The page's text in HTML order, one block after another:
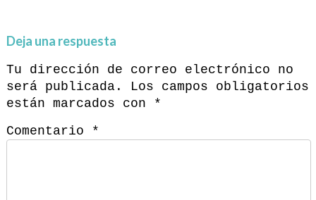
Deja una respuesta
Tu dirección de correo electrónico no
será publicada.
Los campos obligatorios
están marcados con
*
Comentario
*